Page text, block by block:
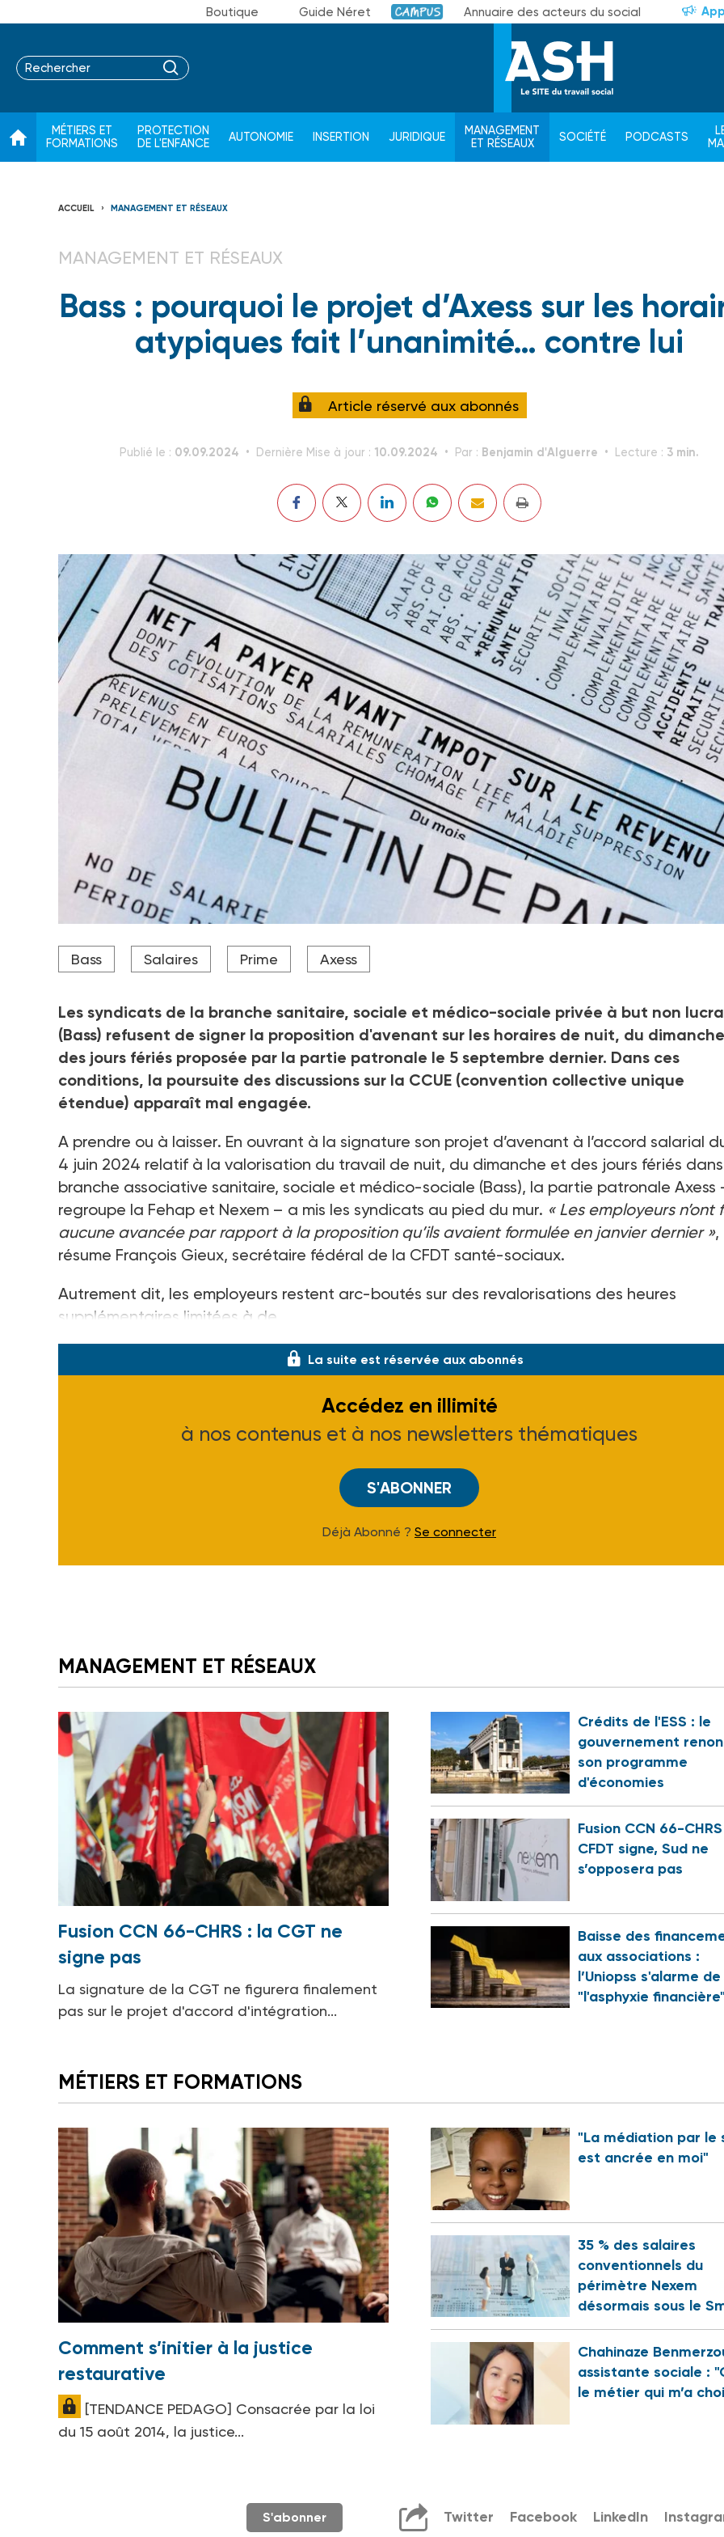
Boutique Guide Néret Campus Annuaire des acteurs du social
MÉTIERS ET
FORMATIONS
PROTECTION
DE L'ENFANCE
AUTONOMIE INSERTION JURIDIQUE
MANAGEMENT
ET RÉSEAUX
SOCIÉTÉ PODCASTS
ACCUEIL MANAGEMENT ET RÉSEAUX
MANAGEMENT ET RÉSEAUX
Bass : pourquoi le projet d’Axess sur les
atypiques fait l’unanimité… contre lui
Article réservé aux abonnés
Publié le : 09.09.2024 Dernière Mise à jour : 10.09.2024 Par : Benjamin d'Alguerre Lecture : 3 min.
Les syndicats de la Bass rejettent unanimement le projet d'avenant mis sur la table le 5 septembre par le
qui reprend quasi intégralement sa proposition unilatérale de janvier 2024.
Bass Salaires Prime Axess
Les syndicats de la branche sanitaire, sociale et médico-sociale privée à but non
(Bass) refusent de signer la proposition d'avenant sur les horaires de nuit, du
des jours fériés proposée par la partie patronale le 5 septembre dernier. Dans ces
conditions, la poursuite des discussions sur la CCUE (convention collective unique
étendue) apparaît mal engagée.
A prendre ou à laisser. En ouvrant à la signature son projet d’avenant à l’accord salarial
4 juin 2024 relatif à la valorisation du travail de nuit, du dimanche et des jours fériés
branche associative sanitaire, sociale et médico-sociale (Bass), la partie patronale Axess
regroupe la Fehap et Nexem – a mis les syndicats au pied du mur. « Les employeurs n’ont
aucune avancée par rapport à la proposition qu’ils avaient formulée en janvier dernier »,
résume François Gieux, secrétaire fédéral de la CFDT santé-sociaux.
Autrement dit, les employeurs restent arc-boutés sur des revalorisations des heures
supplémentaires limitées à de
La suite est réservée aux abonnés
Accédez en illimité
à nos contenus et à nos newsletters thématiques
S'ABONNER
Déjà Abonné ? Se connecter
MANAGEMENT ET RÉSEAUX
Fusion CCN 66-CHRS : la CGT ne
signe pas
La signature de la CGT ne figurera finalement
pas sur le projet d'accord d'intégration...
Crédits de l'ESS : le
gouvernement
son programme
d'économies
Fusion CCN 66-
CFDT signe, Sud ne
s’opposera pas
Baisse des
aux associations :
l’Uniopss s'alarme de
"l'asphyxie
MÉTIERS ET FORMATIONS
Comment s’initier à la justice
restaurative
[TENDANCE PEDAGO] Consacrée par la loi
du 15 août 2014, la justice...
"La médiation par le
est ancrée en moi"
35 % des salaires
conventionnels du
périmètre Nexem
désormais sous le
Chahinaze
assistante sociale :
le métier qui m’a
S'abonner Twitter Facebook LinkedIn